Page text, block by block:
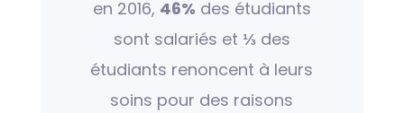
en 2016, 46% des étudiants
sont salariés et ⅓des
étudiants renoncent à leurs
soins pour des raisons